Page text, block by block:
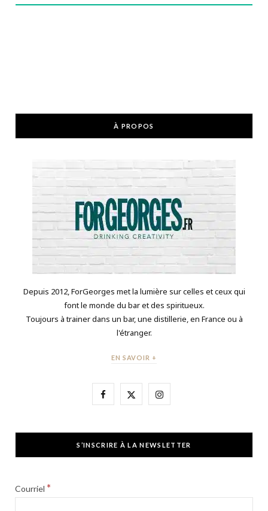
À PROPOS
Depuis 2012, ForGeorges met la lumière sur celles et ceux qui
font le monde du bar et des spiritueux.
Toujours à trainer dans un bar, une distillerie, en France ou à
l'étranger.
EN SAVOIR +
F
e
X
w
I
t
S’INSCRIRE À LA NEWSLETTER
Courriel *